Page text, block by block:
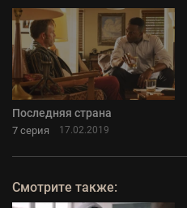
Последняя страна
7 серия 17.02.2019
Смотрите также: